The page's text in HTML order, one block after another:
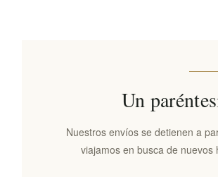
es una pasta tradicional hecha a mano en
una textura rica y un auténtico sabor
, que representa las tradiciones culinarias
Un
Nuestros envíos se detienen a
viajamos en busca de nuevos